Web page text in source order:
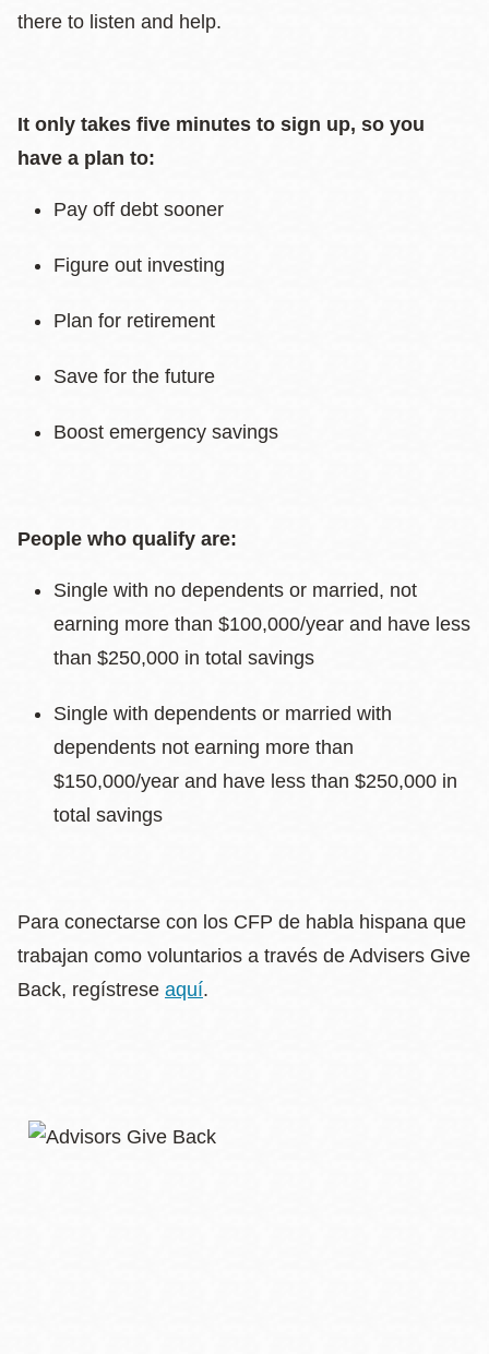
there to listen and help.
It only takes five minutes to sign up, so you
have a plan to:
Pay off debt sooner
Figure out investing
Plan for retirement
Save for the future
Boost emergency savings
People who qualify are:
Single with no dependents or married, not
earning more than $100,000/year and have less
than $250,000 in total savings
Single with dependents or married with
dependents not earning more than
$150,000/year and have less than $250,000 in
total savings
Para conectarse con los CFP de habla hispana que
trabajan como voluntarios a través de Advisers Give
Back, regístrese aquí.